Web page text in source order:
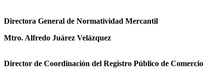
Directora General de Normatividad Mercantil
Mtro. Alfredo Juárez Velázquez
Director de Coordinación del Registro Público de Comercio